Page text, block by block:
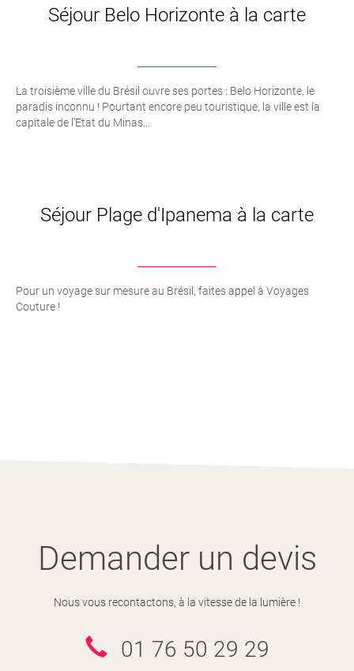
Séjour Belo Horizonte à la carte
La troisième ville du Brésil ouvre ses portes : Belo Horizonte, le
paradis inconnu ! Pourtant encore peu touristique, la ville est la
capitale de l’Etat du Minas...
Séjour Plage d'Ipanema à la carte
Pour un voyage sur mesure au Brésil, faites appel à Voyages
Couture !
Demander un devis
Nous vous recontactons, à la vitesse de la lumière !
01 76 50 29 29